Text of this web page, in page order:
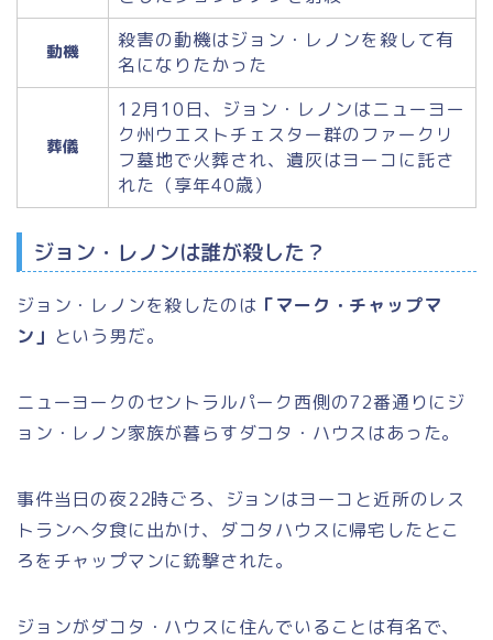
動機
殺害の動機はジョン・レノンを殺して有
名になりたかった
葬儀
12月10日、ジョン・レノンはニューヨー
ク州ウエストチェスター群のファークリ
フ墓地で火葬され、遺灰はヨーコに託さ
れた（享年40歳）
ジョン・レノンは誰が殺した？
ジョン・レノンを殺したのは 「マーク・チャップマ
ン」 という男だ。
ニューヨークのセントラルパーク西側の72番通りにジ
ョン・レノン家族が暮らすダコタ・ハウスはあった。
事件当日の夜22時ごろ、ジョンはヨーコと近所のレス
トランへ夕食に出かけ、ダコタハウスに帰宅したとこ
ろをチャップマンに銃撃された。
ジョンがダコタ・ハウスに住んでいることは有名で、